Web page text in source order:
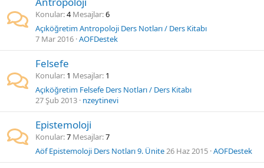
Konular 4 Mesajlar 6
Açıköğretim Antropoloji Ders Notları / Ders Kitabı
7 Mar 2016 AOFDestek
Felsefe
Konular 1 Mesajlar 1
Açıköğretim Felsefe Ders Notları / Ders Kitabı
27 Şub 2013 nzeytinevi
Epistemoloji
Konular 7 Mesajlar 7
Aöf Epistemoloji Ders Notları 9. Ünite26 Haz 2015 AOFDestek